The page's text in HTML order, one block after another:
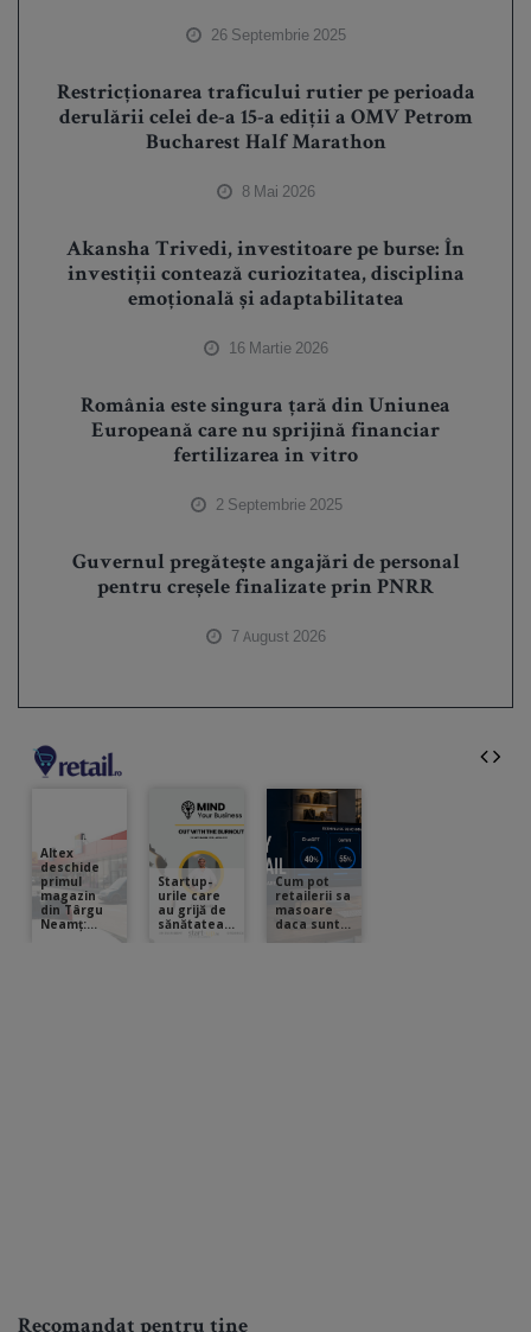
26 Septembrie 2025
Restricționarea traficului rutier pe perioada
derulării celei de-a 15-a ediții a OMV Petrom
Bucharest Half Marathon
8 Mai 2026
Akansha Trivedi, investitoare pe burse: În
investiții contează curiozitatea, disciplina
emoțională și adaptabilitatea
16 Martie 2026
România este singura ţară din Uniunea
Europeană care nu sprijină financiar
fertilizarea in vitro
2 Septembrie 2025
Guvernul pregătește angajări de personal
pentru creșele finalizate prin PNRR
7 August 2026
Recomandat pentru tine